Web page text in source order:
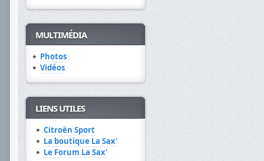
MULTIMÉDIA
Photos
Vidéos
LIENS UTILES
Citroën Sport
La boutique La Sax'
Le Forum La Sax'